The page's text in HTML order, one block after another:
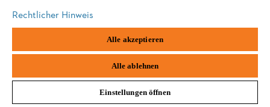
Schlauchschal TIMBERSPORTS
Firefox Chrome
Rechtlicher Hinweis
Alle akzeptieren
Alle ablehnen
Einstellungen öffnen